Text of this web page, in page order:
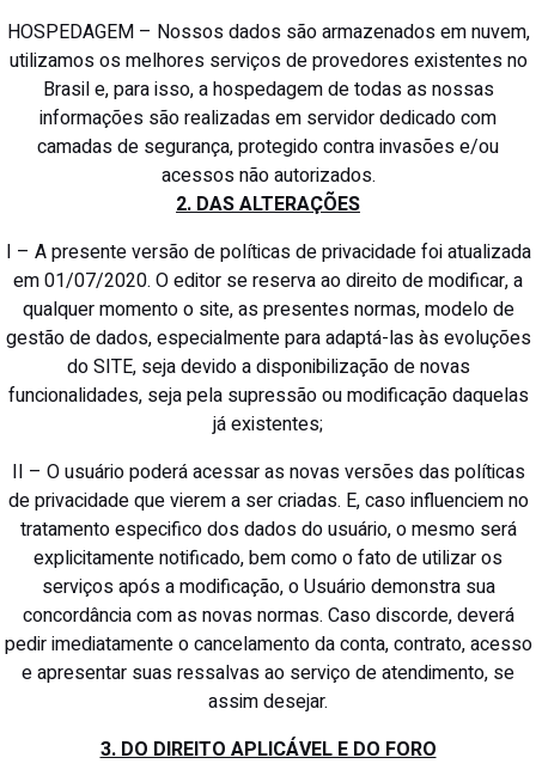
HOSPEDAGEM – Nossos dados são armazenados em nuvem,
utilizamos os melhores serviços de provedores existentes no
Brasil e, para isso, a hospedagem de todas as nossas
informações são realizadas em servidor dedicado com
camadas de segurança, protegido contra invasões e/ou
acessos não autorizados.
2. DAS ALTERAÇÕES
I – A presente versão de políticas de privacidade foi atualizada
em 01/07/2020. O editor se reserva ao direito de modificar, a
qualquer momento o site, as presentes normas, modelo de
gestão de dados, especialmente para adaptá-las às evoluções
do SITE, seja devido a disponibilização de novas
funcionalidades, seja pela supressão ou modificação daquelas
já existentes;
II – O usuário poderá acessar as novas versões das políticas
de privacidade que vierem a ser criadas. E, caso influenciem no
tratamento especifico dos dados do usuário, o mesmo será
explicitamente notificado, bem como o fato de utilizar os
serviços após a modificação, o Usuário demonstra sua
concordância com as novas normas. Caso discorde, deverá
pedir imediatamente o cancelamento da conta, contrato, acesso
e apresentar suas ressalvas ao serviço de atendimento, se
assim desejar.
3. DO DIREITO APLICÁVEL E DO FORO